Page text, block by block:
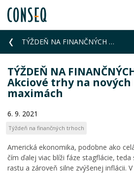
TÝŽDEŇ NA FINANČNÝCH TRHOCH - Akciové trhy na nových historických maximách
TÝŽDEŇ NA
Akciové trhy na
maximách
6. 9. 2021
Týždeň na finančných trhoch
Americká ekonomika, podobne ako
čím ďalej viac blíži fáze stagflácie,
rastu a zároveň silne zvýšenej inflácii.